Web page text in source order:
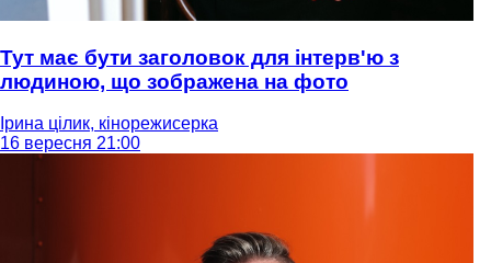
Тут має бути заголовок для інтерв'ю з
людиною, що зображена на фото
Ірина цілик, кінорежисерка
16 вересня 21:00